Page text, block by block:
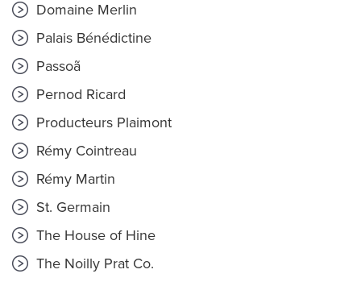
Domaine Merlin
Palais Bénédictine
Passoã
Pernod Ricard
Producteurs Plaimont
Rémy Cointreau
Rémy Martin
St. Germain
The House of Hine
The Noilly Prat Co.